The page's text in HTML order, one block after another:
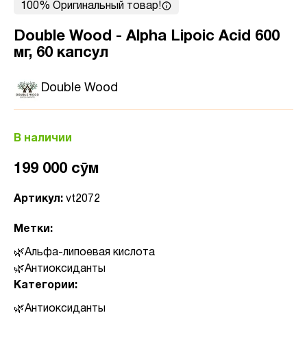
100% Оригинальный товар!
Double Wood - Alpha Lipoic Acid 600
мг, 60 капсул
Double Wood
В наличии
199 000 сӯм
Артикул: vt2072
Метки:
Альфа-липоевая кислота
Антиоксиданты
Категории:
Антиоксиданты